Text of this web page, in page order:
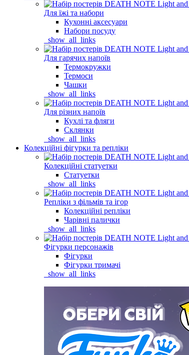
Для їжі та набори
Кухонні аксесуари
Набори посуду
_show_all_links
Для гарячих напоїв
Термокружки
Термоси
Чашки
_show_all_links
Для різних напоїв
Кухлі та фляги
Склянки
_show_all_links
Колекційні фігурки та репліки
Колекційні статуетки
Статуетки
_show_all_links
Репліки з фільмів та ігор
Колекційні репліки
Чарівні палички
_show_all_links
Фігурки персонажів
Фігурки
Фігурки тримачі
_show_all_links